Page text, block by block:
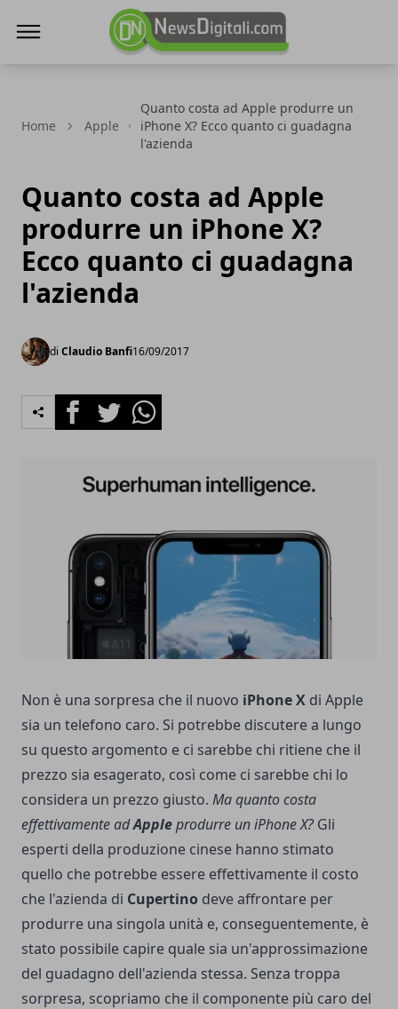
Home Apple
Quanto costa ad Apple produrre un
iPhone X? Ecco quanto ci guadagna
l'azienda
Quanto costa ad Apple
produrre un iPhone X?
Ecco quanto ci guadagna
l'azienda
di Claudio Banfi16/09/2017
FacebookTwitterWhatsapp
Non è una sorpresa che il nuovo iPhone X di Apple
sia un telefono caro. Si potrebbe discutere a lungo
su questo argomento e ci sarebbe chi ritiene che il
prezzo sia esagerato, così come ci sarebbe chi lo
considera un prezzo giusto. Ma quanto costa
effettivamente adAppleprodurre un iPhone X? Gli
esperti della produzione cinese hanno stimato
quello che potrebbe essere effettivamente il costo
che l'azienda di Cupertino deve affrontare per
produrre una singola unità e, conseguentemente, è
stato possibile capire quale sia un'approssimazione
del guadagno dell'azienda stessa. Senza troppa
sorpresa, scopriamo che il componente più caro del